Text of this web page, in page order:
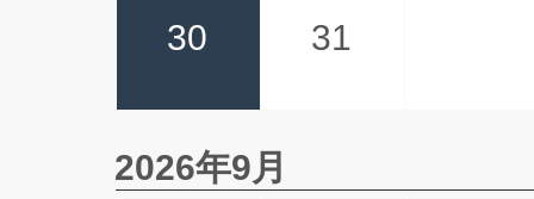
30 31
2026年9月